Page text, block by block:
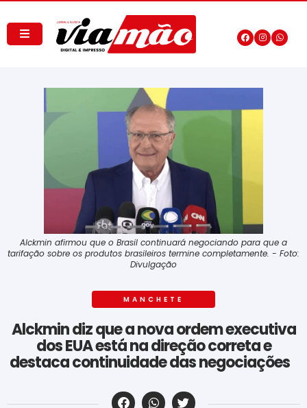
Alckmin afirmou que o Brasil continuará negociando para que a
tarifação sobre os produtos brasileiros termine completamente. - Foto:
Divulgação
MANCHETE
Alckmin diz que a nova ordem executiva
dos EUA está na direção correta e
destaca continuidade das negociações
‎ ‎ ‎ ‎ ‎ ‎ ‎ ‎ ‎ ‎ ‎ ‎ ‎ ‎ ‎ ‎ ‎ ‎ ‎ ‎ ‎ ‎ ‎ ‎ ‎ ‎ ‎ ‎ ‎ ‎ ‎